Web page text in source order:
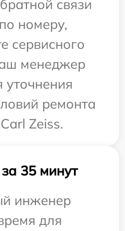
связи
номеру,
сервисного
менеджер
уточнения
ремонта
Zeiss.
35 минут
инженер
для